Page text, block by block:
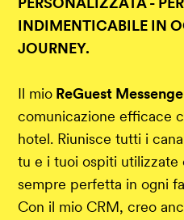
INDIMENTICABILE IN
JOURNEY.
Il mio ReGuest
comunicazione efficace
hotel. Riunisce tutti i
tu e i tuoi ospiti utilizzate
sempre perfetta in ogni
Con il mio CRM, creo